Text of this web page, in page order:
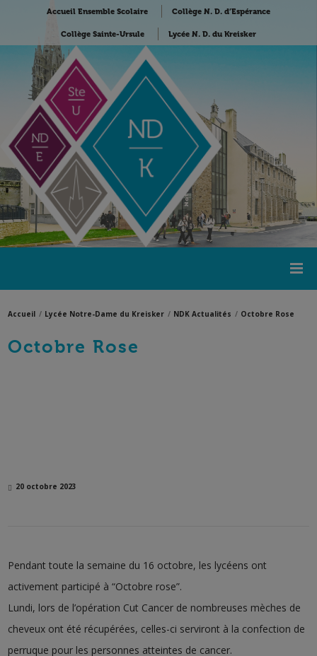
Accueil Ensemble Scolaire Collège N. D. d’Espérance
Collège Sainte-Ursule Lycée N. D. du Kreisker
Accueil Lycée Notre-Dame du Kreisker NDK Actualités Octobre Rose
Octobre Rose
20 octobre 2023
Pendant toute la semaine du 16 octobre, les lycéens ont
activement participé à “Octobre rose”.
Lundi, lors de l’opération Cut Cancer de nombreuses mèches de
cheveux ont été récupérées, celles-ci serviront à la confection de
perruque pour les personnes atteintes de cancer.